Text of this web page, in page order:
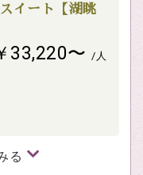
イート【湖眺
33,220〜 /人
る